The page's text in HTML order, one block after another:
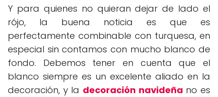
Y para quienes no quieran dejar de lado el
rójo, la buena noticia es que es
perfectamente combinable con turquesa, en
especial sin contamos con mucho blanco de
fondo. Debemos tener en cuenta que el
blanco siempre es un excelente aliado en la
decoración, y la decoración navideña no es